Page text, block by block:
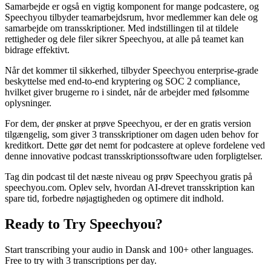
Samarbejde er også en vigtig komponent for mange podcastere, og
Speechyou tilbyder teamarbejdsrum, hvor medlemmer kan dele og
samarbejde om transskriptioner. Med indstillingen til at tildele
rettigheder og dele filer sikrer Speechyou, at alle på teamet kan
bidrage effektivt.
Når det kommer til sikkerhed, tilbyder Speechyou enterprise-grade
beskyttelse med end-to-end kryptering og SOC 2 compliance,
hvilket giver brugerne ro i sindet, når de arbejder med følsomme
oplysninger.
For dem, der ønsker at prøve Speechyou, er der en gratis version
tilgængelig, som giver 3 transskriptioner om dagen uden behov for
kreditkort. Dette gør det nemt for podcastere at opleve fordelene ved
denne innovative podcast transskriptionssoftware uden forpligtelser.
Tag din podcast til det næste niveau og prøv Speechyou gratis på
speechyou.com. Oplev selv, hvordan AI-drevet transskription kan
spare tid, forbedre nøjagtigheden og optimere dit indhold.
Ready to Try Speechyou?
Start transcribing your audio in Dansk and 100+ other languages.
Free to try with 3 transcriptions per day.